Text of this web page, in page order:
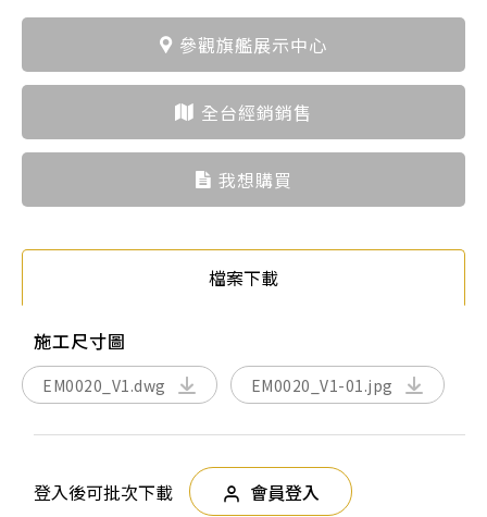
參觀旗艦展示中心
全台經銷銷售
我想購買
檔案下載
施工尺寸圖
EM0020_V1.dwg EM0020_V1-01.jpg
登入後可批次下載 會員登入